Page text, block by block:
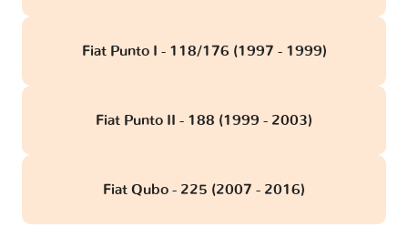
Fiat Punto I - 118/176 (1997 - 1999)
Fiat Punto II - 188 (1999 - 2003)
Fiat Qubo - 225 (2007 - 2016)